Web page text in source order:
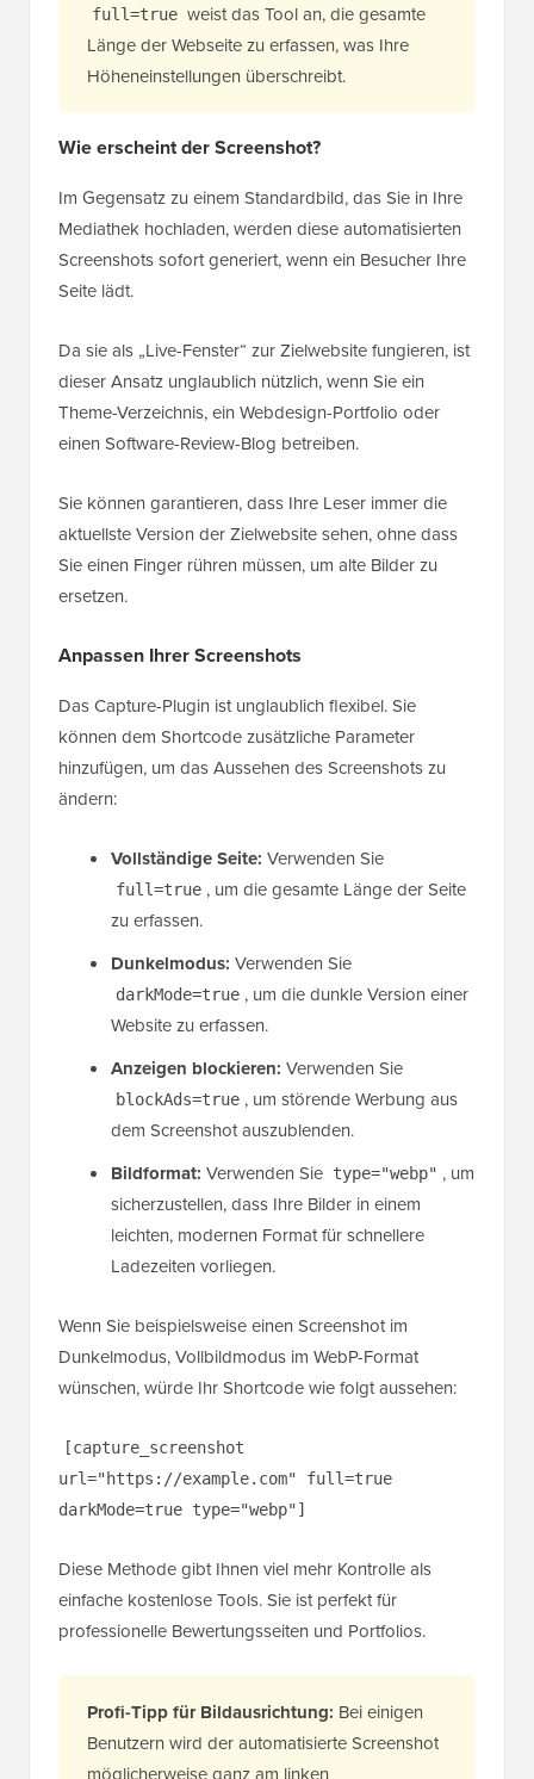
full=true weist das Tool an, die gesamte
Länge der Webseite zu erfassen, was Ihre
Höheneinstellungen überschreibt.
Wie erscheint der Screenshot?
Im Gegensatz zu einem Standardbild, das Sie in Ihre
Mediathek hochladen, werden diese automatisierten
Screenshots sofort generiert, wenn ein Besucher Ihre
Seite lädt.
Da sie als „Live-Fenster“ zur Zielwebsite fungieren, ist
dieser Ansatz unglaublich nützlich, wenn Sie ein
Theme-Verzeichnis, ein Webdesign-Portfolio oder
einen Software-Review-Blog betreiben.
Sie können garantieren, dass Ihre Leser immer die
aktuellste Version der Zielwebsite sehen, ohne dass
Sie einen Finger rühren müssen, um alte Bilder zu
ersetzen.
Anpassen Ihrer Screenshots
Das Capture-Plugin ist unglaublich flexibel. Sie
können dem Shortcode zusätzliche Parameter
hinzufügen, um das Aussehen des Screenshots zu
ändern:
Vollständige Seite: Verwenden Sie
full=true , um die gesamte Länge der Seite
zu erfassen.
Dunkelmodus: Verwenden Sie
darkMode=true , um die dunkle Version einer
Website zu erfassen.
Anzeigen blockieren: Verwenden Sie
blockAds=true , um störende Werbung aus
dem Screenshot auszublenden.
Bildformat: Verwenden Sie type="webp" , um
sicherzustellen, dass Ihre Bilder in einem
leichten, modernen Format für schnellere
Ladezeiten vorliegen.
Wenn Sie beispielsweise einen Screenshot im
Dunkelmodus, Vollbildmodus im WebP-Format
wünschen, würde Ihr Shortcode wie folgt aussehen:
[capture_screenshot
url="https://example.com" full=true
darkMode=true type="webp"]
Diese Methode gibt Ihnen viel mehr Kontrolle als
einfache kostenlose Tools. Sie ist perfekt für
professionelle Bewertungsseiten und Portfolios.
Profi-Tipp für Bildausrichtung: Bei einigen
Benutzern wird der automatisierte Screenshot
möglicherweise ganz am linken